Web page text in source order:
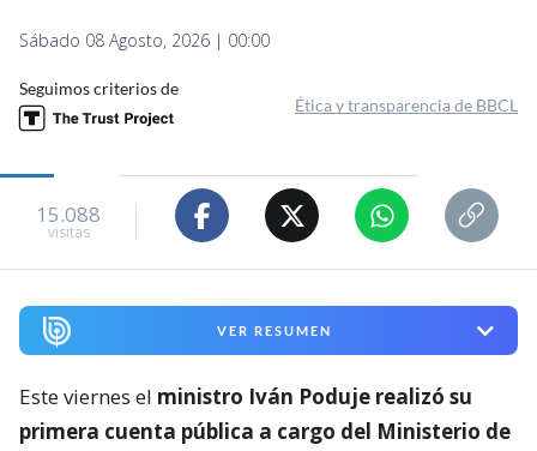
Sábado 08 Agosto, 2026 | 00:00
Seguimos criterios de
Ética y transparencia de BBCL
15.088
visitas
VER RESUMEN
Este viernes el ministro Iván Poduje realizó su
primera cuenta pública a cargo del Ministerio de